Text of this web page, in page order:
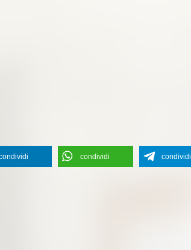
condividi condividi